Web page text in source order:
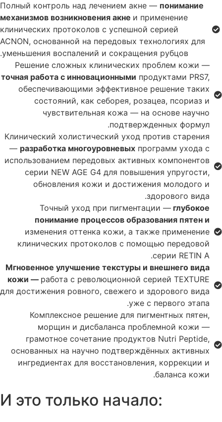
Полный контроль над лечением акне — понимание
механизмов возникновения акне и применение
клинических протоколов с успешной серией
ACNON, основанной на передовых технологиях для
уменьшения воспалений и сокращения рубцов.
Решение сложных клинических проблем кожи —
точная работа с инновационными продуктами PRS7,
обеспечивающими эффективное решение таких
состояний, как себорея, розацеа, псориаз и
чувствительная кожа — на основе научно
подтвержденных формул.
Клинический холистический уход против старения
— разработка многоуровневых программ ухода с
использованием передовых активных компонентов
серии NEW AGE G4 для повышения упругости,
обновления кожи и достижения молодого и
здорового вида.
Точный уход при пигментации — глубокое
понимание процессов образования пятен и
изменения оттенка кожи, а также применение
клинических протоколов с помощью передовой
серии RETIN A.
Мгновенное улучшение текстуры и внешнего вида
кожи — работа с революционной серией TEXTURE
для достижения ровного, свежего и здорового вида
уже с первого этапа.
Комплексное решение для пигментных пятен,
морщин и дисбаланса проблемной кожи —
грамотное сочетание продуктов Nutri Peptide,
основанных на научно подтверждённых активных
ингредиентах для восстановления, коррекции и
баланса кожи.
И это только начало: